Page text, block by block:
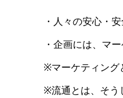
・人々の安心・
・企画には、マ
※マーケティング
※流通とは、そう